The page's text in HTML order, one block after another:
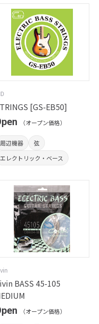
[GS-EB50]
（オープン価格）
周辺機器
弦
エレクトリック・ベース
BASS 45-105
（オープン価格）